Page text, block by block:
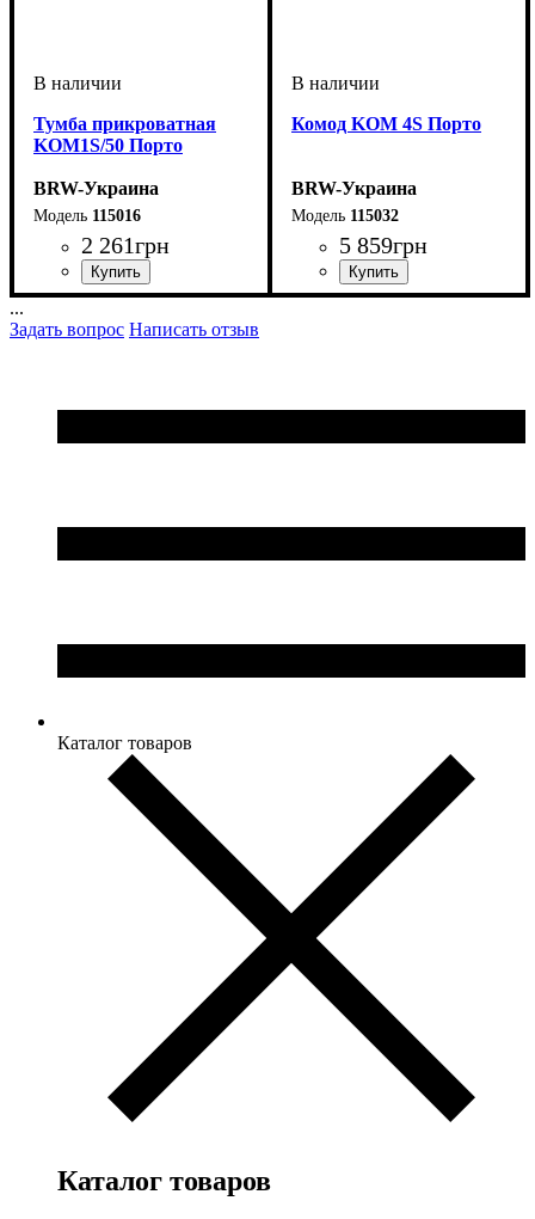
Тумба прикроватная
KOM1S/50 Порто
BRW-Украина
115016
2 261грн
ширина, мм: 535
высота, мм: 440
глубина, мм: 400
Комод KOM 4S Порто
BRW-Украина
115032
5 859грн
ширина, мм: 885
высота, мм: 940
глубина, мм: 400
...
Задать вопрос Написать отзыв
Каталог товаров
Каталог товаров